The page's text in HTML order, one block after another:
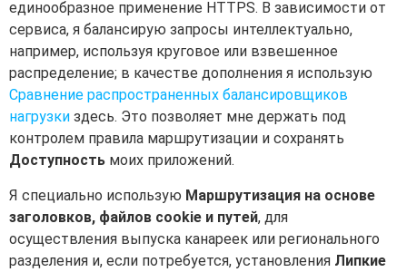
единообразное применение HTTPS. В зависимости от
сервиса, я балансирую запросы интеллектуально,
например, используя круговое или взвешенное
распределение; в качестве дополнения я использую
Сравнение распространенных балансировщиков
нагрузки здесь. Это позволяет мне держать под
контролем правила маршрутизации и сохранять
Доступность моих приложений.
Я специально использую Маршрутизация на основе
заголовков, файлов cookie и путей, для
осуществления выпуска канареек или регионального
разделения и, если потребуется, установления Липкие